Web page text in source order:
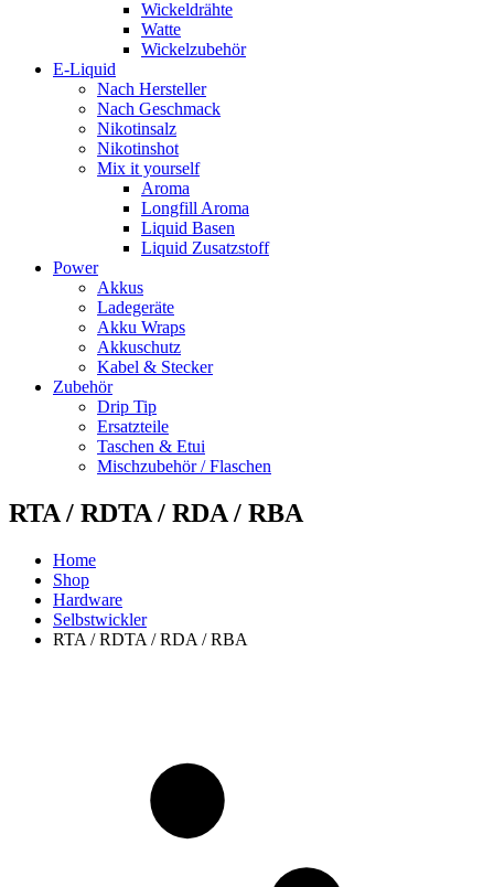
Wickeldrähte
Watte
Wickelzubehör
E-Liquid
Nach Hersteller
Nach Geschmack
Nikotinsalz
Nikotinshot
Mix it yourself
Aroma
Longfill Aroma
Liquid Basen
Liquid Zusatzstoff
Power
Akkus
Ladegeräte
Akku Wraps
Akkuschutz
Kabel & Stecker
Zubehör
Drip Tip
Ersatzteile
Taschen & Etui
Mischzubehör / Flaschen
RTA / RDTA / RDA / RBA
Home
Shop
Hardware
Selbstwickler
RTA / RDTA / RDA / RBA